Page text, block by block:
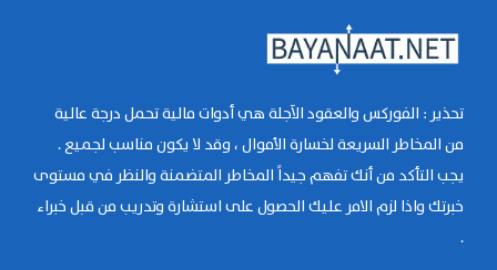
تحذير : الفوركس والعقود الآجلة هي أدوات مالية تحمل درجة عالية
من المخاطر السريعة لخسارة الأموال ، وقد لا يكون مناسب لجميع .
يجب التأكد من أنك تفهم جيداً المخاطر المتضمنة والنظر في مستوى
خبرتك واذا لزم الامر عليك الحصول على استشارة وتدريب من قبل خبراء
.